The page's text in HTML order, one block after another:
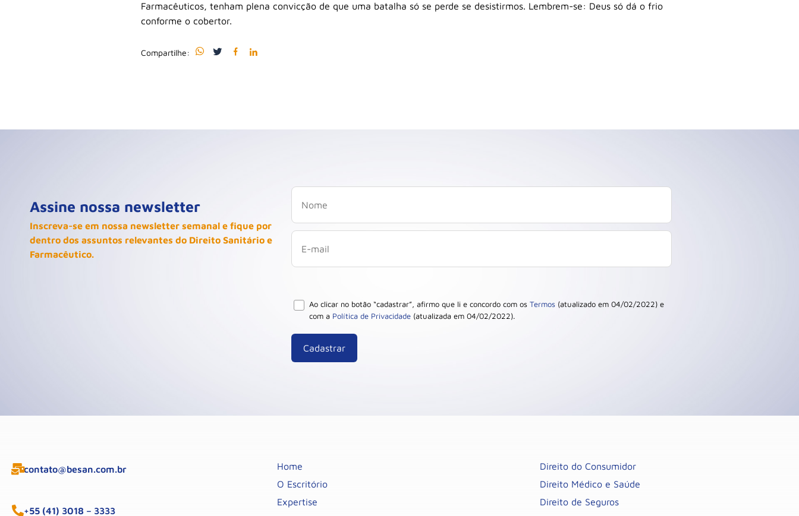
Farmacêuticos, tenham plena convicção de que uma batalha só se perde se desistirmos. Lembrem-se: Deus só dá o frio
conforme o cobertor.
Compartilhe:
Assine nossa newsletter
Inscreva-se em nossa newsletter semanal e fique por
dentro dos assuntos relevantes do Direito Sanitário e
Farmacêutico.
Ao clicar no botão “cadastrar”, afirmo que li e concordo com os Termos (atualizado em 04/02/2022) e
com a Política de Privacidade (atualizada em 04/02/2022).
contato@besan.com.br
+55 (41) 3018 – 3333
Home
O Escritório
Expertise
Direito do Consumidor
Direito Médico e Saúde
Direito de Seguros